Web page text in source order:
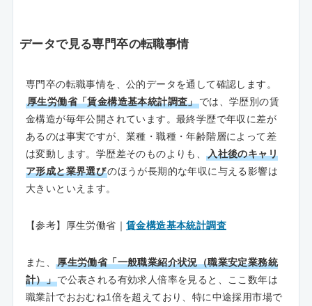
データで見る専門卒の転職事情
専門卒の転職事情を、公的データを通して確認します。
厚生労働省「賃金構造基本統計調査」では、学歴別の賃
金構造が毎年公開されています。最終学歴で年収に差が
あるのは事実ですが、業種・職種・年齢階層によって差
は変動します。学歴差そのものよりも、入社後のキャリ
ア形成と業界選びのほうが長期的な年収に与える影響は
大きいといえます。
【参考】厚生労働省｜ 賃金構造基本統計調査
また、厚生労働省「一般職業紹介状況（職業安定業務統
計）」で公表される有効求人倍率を見ると、ここ数年は
職業計でおおむね1倍を超えており、特に中途採用市場で